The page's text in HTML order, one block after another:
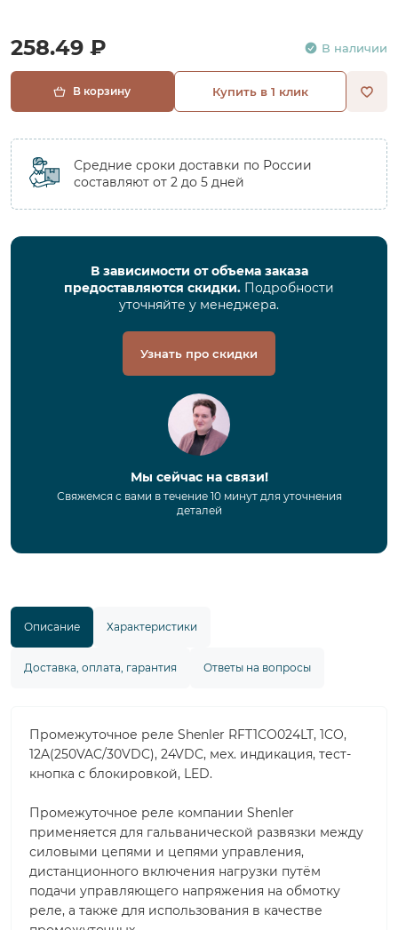
258.49 ₽ В наличии
В корзину Купить в 1 клик
Средние сроки доставки по России
составляют от 2 до 5 дней
В зависимости от объема заказа
предоставляются скидки. Подробности
уточняйте у менеджера.
Узнать про скидки
Мы сейчас на связи!
Свяжемся с вами в течение 10 минут для уточнения
деталей
Описание Характеристики
Доставка, оплата, гарантия Ответы на вопросы
Промежуточное реле Shenler RFT1CO024LT, 1CO,
12A(250VAC/30VDC), 24VDC, мех. индикация, тест-
кнопка с блокировкой, LED.
Промежуточное реле компании Shenler
применяется для гальванической развязки между
силовыми цепями и цепями управления,
дистанционного включения нагрузки путём
подачи управляющего напряжения на обмотку
реле, а также для использования в качестве